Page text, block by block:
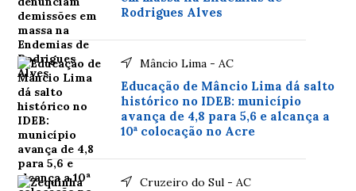
Rodrigues Alves
Mâncio Lima - AC
Educação de Mâncio Lima dá salto
histórico no IDEB: município
avança de 4,8 para 5,6 e alcança a
10ª colocação no Acre
Cruzeiro do Sul - AC